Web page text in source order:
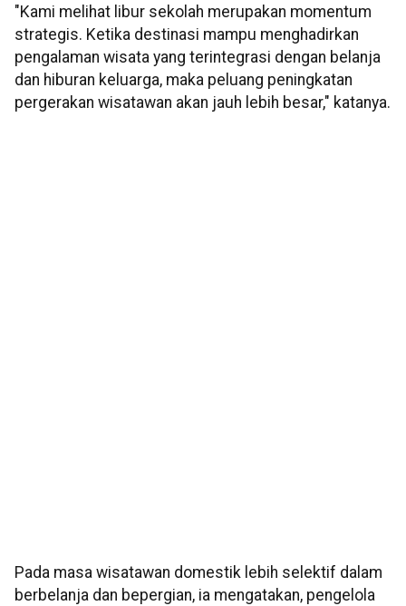
"Kami melihat libur sekolah merupakan momentum
strategis. Ketika destinasi mampu menghadirkan
pengalaman wisata yang terintegrasi dengan belanja
dan hiburan keluarga, maka peluang peningkatan
pergerakan wisatawan akan jauh lebih besar," katanya.
Pada masa wisatawan domestik lebih selektif dalam
berbelanja dan bepergian, ia mengatakan, pengelola